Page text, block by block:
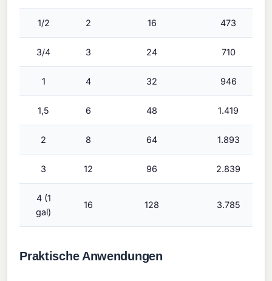
1/2 2 16 473
3/4 3 24 710
1 4 32 946
1,5 6 48 1.419
2 8 64 1.893
3 12 96 2.839
4 (1
gal)
16 128 3.785
Praktische Anwendungen